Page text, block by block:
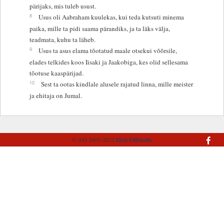
pärijaks, mis tuleb usust.
8
Usus oli Aabraham kuulekas, kui teda kutsuti minema
paika, mille ta pidi saama pärandiks, ja ta läks välja,
teadmata, kuhu ta läheb.
9
Usus ta asus elama tõotatud maale otsekui võõrsile,
elades telkides koos Iisaki ja Jaakobiga, kes olid sellesama
tõotuse kaaspärijad.
10
Sest ta ootas kindlale alusele rajatud linna, mille meister
ja ehitaja on Jumal.
© AD 2005-2022Eesti Piibliselts